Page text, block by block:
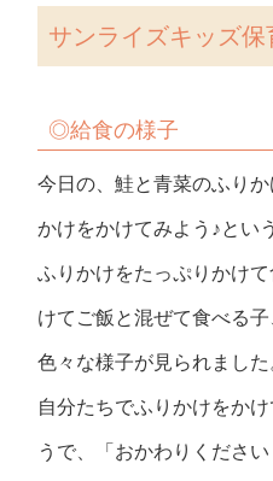
サンライズキッズ保
◎給食の様子
今日の、鮭と青菜のふり
かけをかけてみよう♪とい
ふりかけをたっぷりかけ
けてご飯と混ぜて食べる
色々な様子が見られました
自分たちでふりかけをか
うで、「おかわりくださ